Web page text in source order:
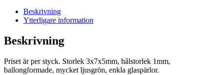
Beskrivning
Ytterligare information
Beskrivning
Priset är per styck. Storlek 3x7x5mm, hålstorlek 1mm,
ballongformade, mycket ljusgrön, enkla glaspärlor.